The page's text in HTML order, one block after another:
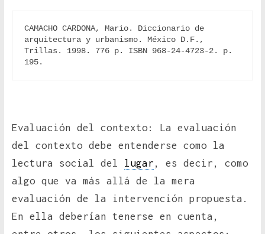
CAMACHO CARDONA, Mario. Diccionario de
arquitectura y urbanismo. México D.F.,
Trillas. 1998. 776 p. ISBN 968-24-4723-2. p.
195.
Evaluación del contexto: La evaluación
del contexto debe entenderse como la
lectura social del lugar , es decir, como
algo que va más allá de la mera
evaluación de la intervención propuesta.
En ella deberían tenerse en cuenta,